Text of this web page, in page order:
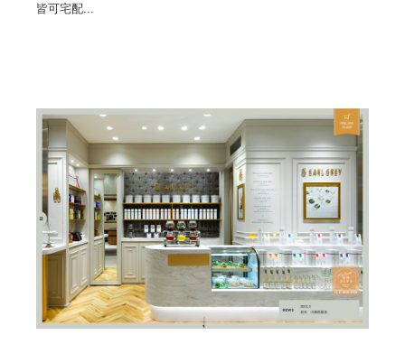
皆可宅配...